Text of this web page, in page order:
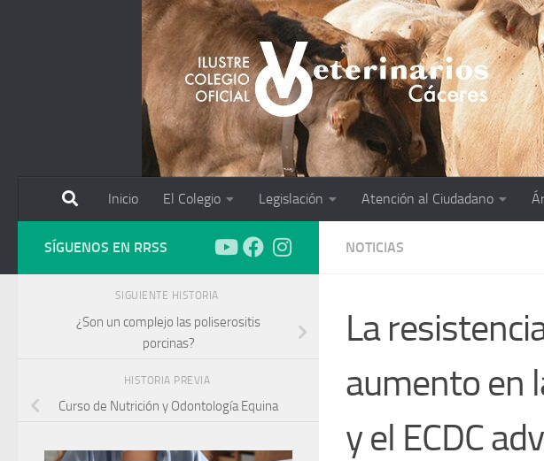
Inicio El Colegio Legislación Atención al Ciudadano
NOTICIAS
La
aumento en
y el ECDC
SÍGUENOS EN RRSS
SIGUIENTE HISTORIA
¿Son un complejo las poliserositis
porcinas?
HISTORIA PREVIA
Curso de Nutrición y Odontología Equina